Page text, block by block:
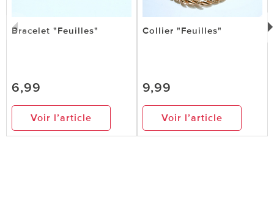
Bracelet "Feuilles"
6,99
Voir l’article
Collier "Feuilles"
9,99
Voir l’article